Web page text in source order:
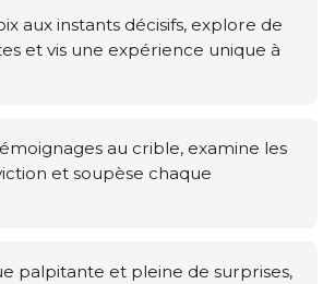
aux instants décisifs, explore de
et vis une expérience unique à
au crible, examine les
et soupèse chaque
palpitante et pleine de surprises,